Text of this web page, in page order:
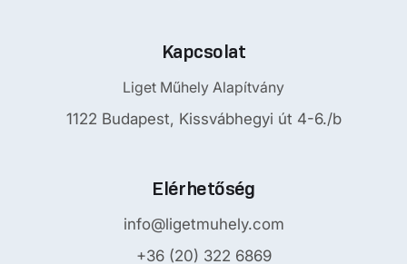
Kapcsolat
Liget Műhely Alapítvány
1122 Budapest, Kissvábhegyi út 4-6./b
Elérhetőség
info@ligetmuhely.com
+36 (20) 322 6869